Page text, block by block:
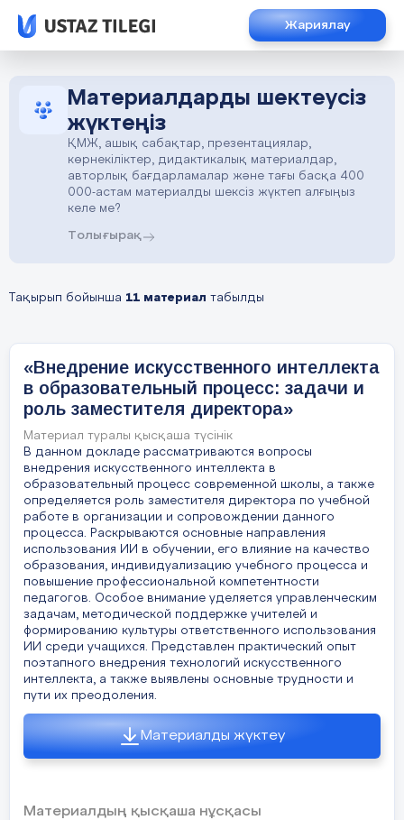
Жариялау
Материалдарды шектеусіз
жүктеңіз
ҚМЖ, ашық сабақтар, презентациялар,
көрнекіліктер, дидактикалық материалдар,
авторлық бағдарламалар және тағы басқа 400
000-астам материалды шексіз жүктеп алғыңыз
келе ме?
Толығырақ
Тақырып бойынша 11 материал табылды
«Внедрение искусственного интеллекта
в образовательный процесс: задачи и
роль заместителя директора»
Материал туралы қысқаша түсінік
В данном докладе рассматриваются вопросы
внедрения искусственного интеллекта в
образовательный процесс современной школы, а также
определяется роль заместителя директора по учебной
работе в организации и сопровождении данного
процесса. Раскрываются основные направления
использования ИИ в обучении, его влияние на качество
образования, индивидуализацию учебного процесса и
повышение профессиональной компетентности
педагогов. Особое внимание уделяется управленческим
задачам, методической поддержке учителей и
формированию культуры ответственного использования
ИИ среди учащихся. Представлен практический опыт
поэтапного внедрения технологий искусственного
интеллекта, а также выявлены основные трудности и
пути их преодоления.
Материалды жүктеу
Материалдың қысқаша нұсқасы